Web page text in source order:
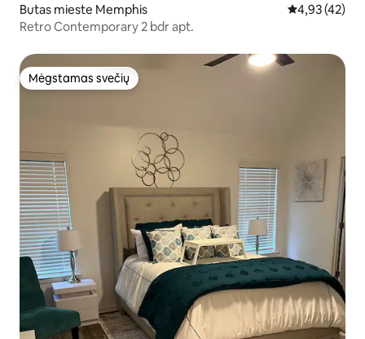
Butas mieste Memphis Vidutinis
4,93 (42)
Retro Contemporary 2 bdr apt.
Mėgstamas svečių
Mėgstamas svečių